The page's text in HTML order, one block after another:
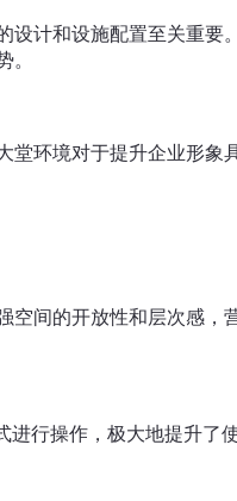
设计和设施配置至关重要
。
环境对于提升企业形象
空间的开放性和层次感，
行操作，极大地提升了